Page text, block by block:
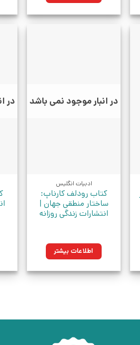
در انبار موجود نمی باشد
ادبیات انگلیس
کتاب رودلف کارناپ:
ساختار منطقی جهان |
انتشارات زندگی روزانه
اطلاعات بیشتر
در